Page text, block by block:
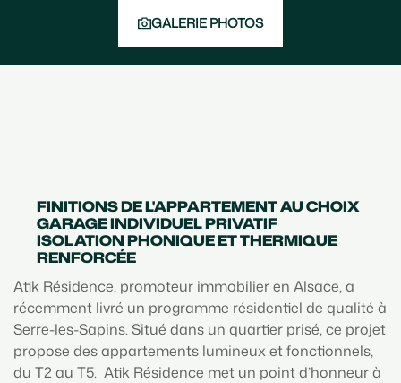
GALERIE PHOTOS
FINITIONS DE L'APPARTEMENT AU CHOIX
GARAGE INDIVIDUEL PRIVATIF
ISOLATION PHONIQUE ET THERMIQUE
RENFORCÉE
Atik Résidence, promoteur immobilier en Alsace, a
récemment livré un programme résidentiel de qualité à
Serre-les-Sapins. Situé dans un quartier prisé, ce projet
propose des appartements lumineux et fonctionnels,
du T2 au T5. Atik Résidence met un point d’honneur à